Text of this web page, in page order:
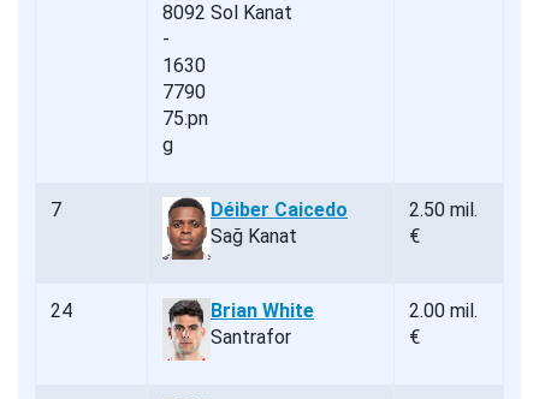
Sol Kanat
7
Déiber Caicedo
Sağ Kanat
2.50 mil.
€
24
Brian White
Santrafor
2.00 mil.
€